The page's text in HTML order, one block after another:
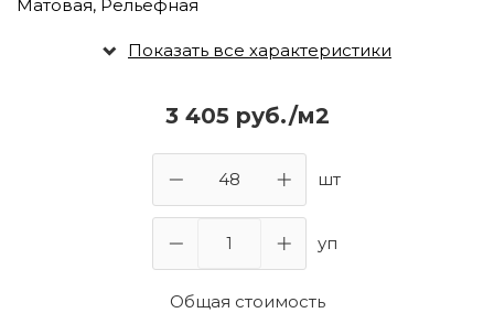
3 405 руб./м2
шт
уп
Общая стоимость
Матовая, Рельефная
Показать все характеристики